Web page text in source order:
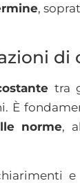
,
di
tra
È
norme,